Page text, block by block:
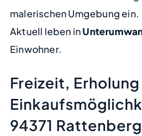
malerischen Umgebung ein.
Aktuell leben in
Einwohner.
Freizeit, Erholung
94371 Rattenberg